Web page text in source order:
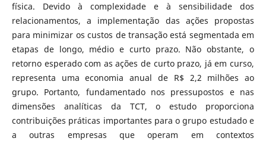
física. Devido à complexidade e à sensibilidade dos
relacionamentos, a implementação das ações propostas
para minimizar os custos de transação está segmentada em
etapas de longo, médio e curto prazo. Não obstante, o
retorno esperado com as ações de curto prazo, já em curso,
representa uma economia anual de R$ 2,2 milhões ao
grupo. Portanto, fundamentado nos pressupostos e nas
dimensões analíticas da TCT, o estudo proporciona
contribuições práticas importantes para o grupo estudado e
a outras empresas que operam em contextos